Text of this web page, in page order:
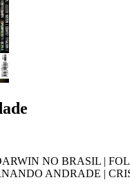
NO BRASIL |
ANDRADE |